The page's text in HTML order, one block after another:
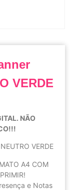
VERDE
NÃO
VERDE
A4 COM
e Notas